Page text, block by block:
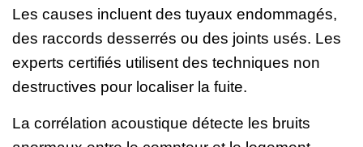
Les causes incluent des tuyaux endommagés,
des raccords desserrés ou des joints usés. Les
experts certifiés utilisent des techniques non
destructives pour localiser la fuite.
La corrélation acoustique détecte les bruits